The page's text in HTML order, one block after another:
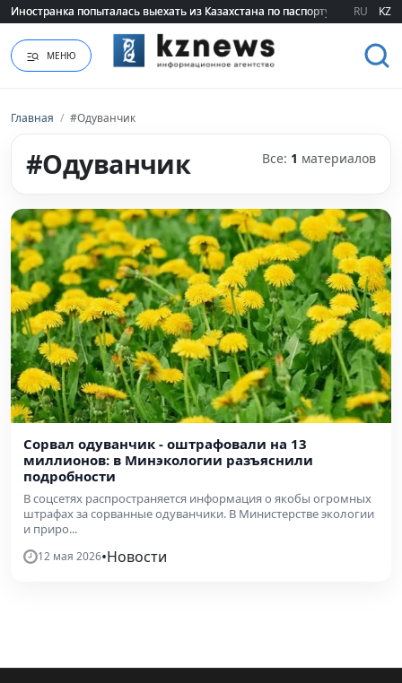
Иностранка попыталась выехать из Казахстана по паспорту сестры
Иностранка попыталась выехать из Казахстана по паспорту сестры
RU KZ
МЕНЮ
Главная / #Одуванчик
#Одуванчик Все: 1 материалов
Сорвал одуванчик - оштрафовали на 13
миллионов: в Минэкологии разъяснили
подробности
В соцсетях распространяется информация о якобы огромных
штрафах за сорванные одуванчики. В Министерстве экологии
и приро...
12 мая 2026•Новости